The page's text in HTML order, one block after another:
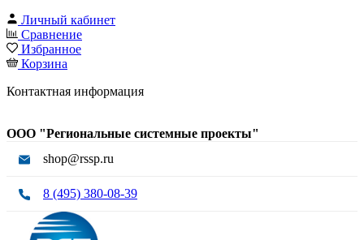
Личный кабинет
Сравнение
Избранное
Корзина
Контактная информация
ООО "Региональные системные проекты"
shop@rssp.ru
8 (495) 380-08-39